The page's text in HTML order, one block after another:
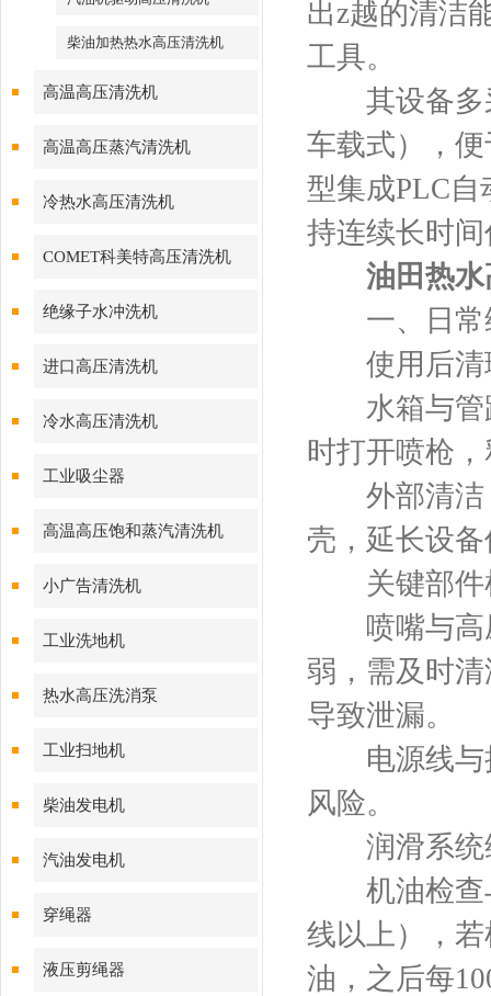
柴油加热热水高压清洗机
高温高压清洗机
高温高压蒸汽清洗机
冷热水高压清洗机
COMET科美特高压清洗机
绝缘子水冲洗机
进口高压清洗机
冷水高压清洗机
工业吸尘器
高温高压饱和蒸汽清洗机
小广告清洗机
工业洗地机
热水高压洗消泵
工业扫地机
柴油发电机
汽油发电机
穿绳器
液压剪绳器
出z越的清洁
工具。
其设备多采
车载式），
型集成PLC
持连续长时
油田热
一、日常
使用后清
水箱与管路
时打开喷枪
外部清洁：
壳，延长设
关键部件
喷嘴与高压
弱，需及时
导致泄漏。
电源线与接
风险。
润滑系统
机油检查与
线以上），
油，之后每